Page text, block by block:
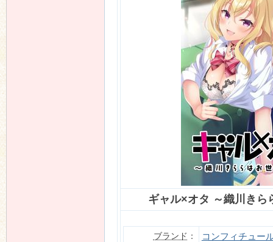
ギャル×オタ ～織川きら
ブランド ： コンフィチュー